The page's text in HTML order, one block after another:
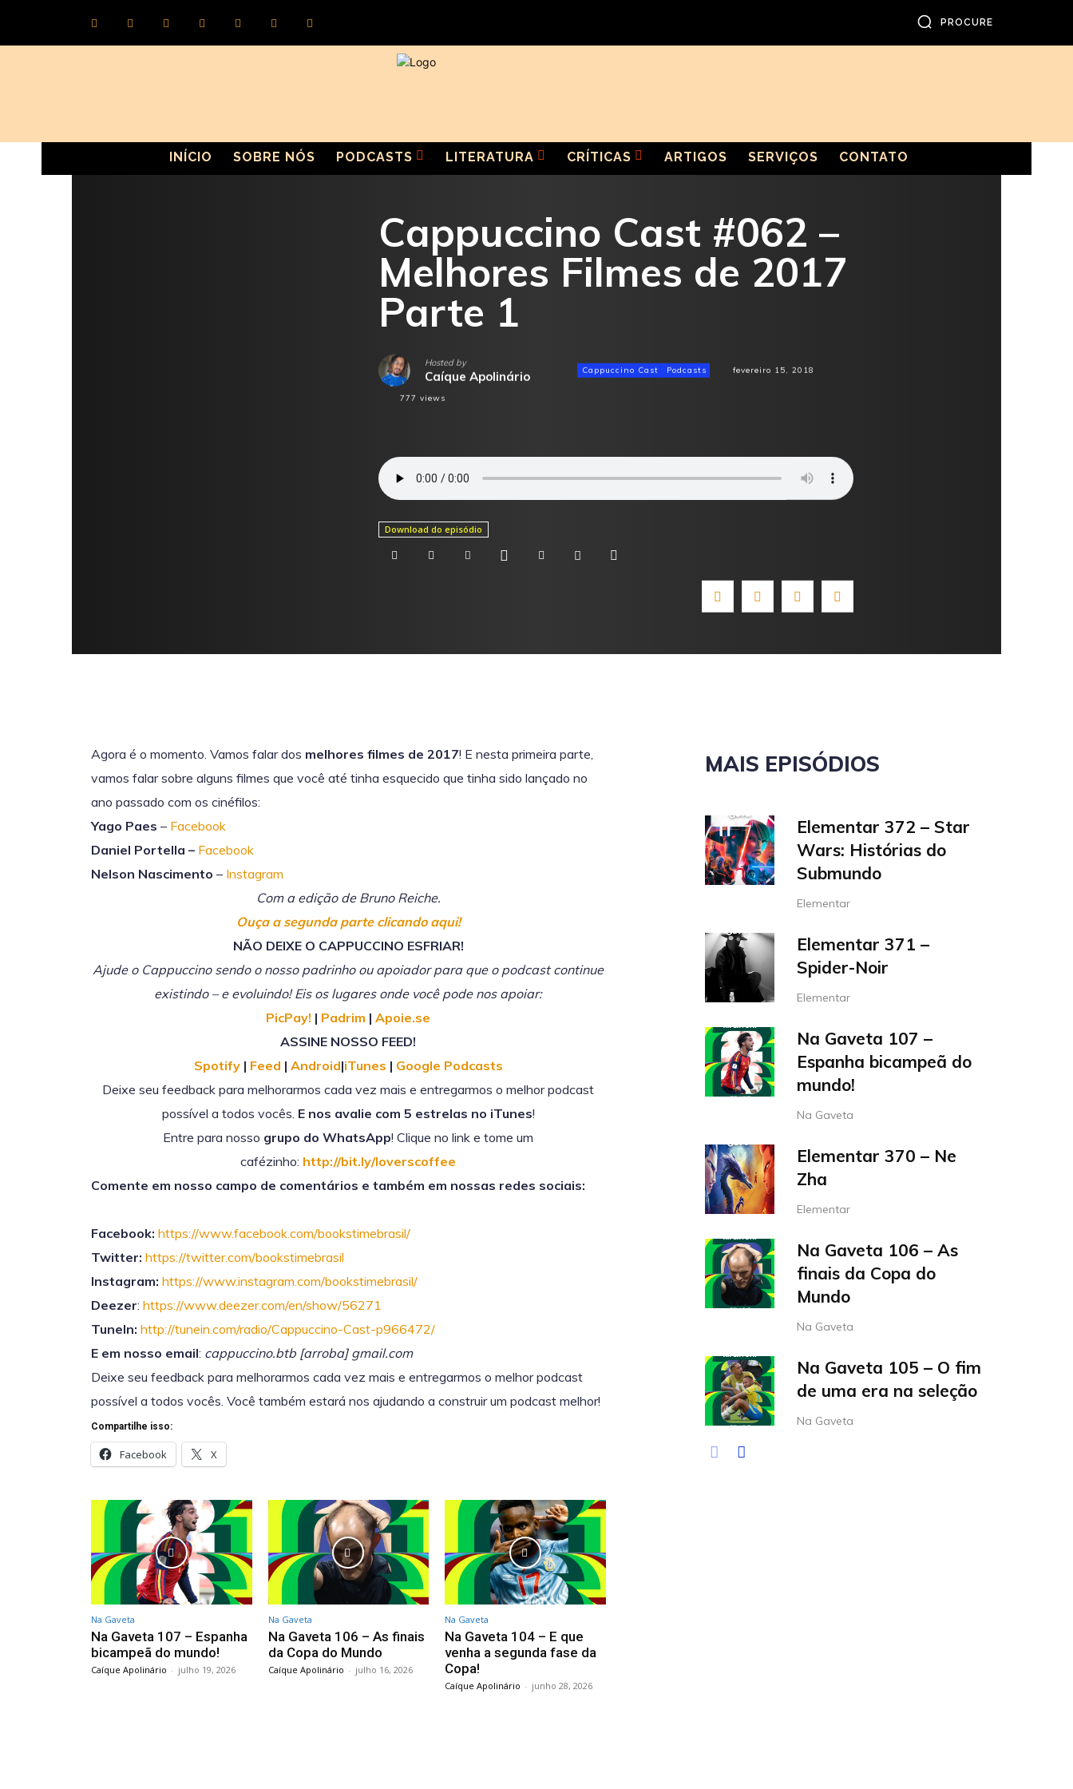
PROCURE
INÍCIO SOBRE NÓS PODCASTS LITERATURA CRÍTICAS ARTIGOS SERVIÇOS CONTATO
Cappuccino Cast #062 –
Melhores Filmes de 2017
Parte 1
Hosted by
Caíque Apolinário Cappuccino Cast Podcasts fevereiro 15, 2018
777 views
Download do episódio
Agora é o momento. Vamos falar dos melhores filmes de 2017! E nesta primeira parte,
vamos falar sobre alguns filmes que você até tinha esquecido que tinha sido lançado no
ano passado com os cinéfilos:
Yago Paes – Facebook
Daniel Portella – Facebook
Nelson Nascimento – Instagram
Com a edição de Bruno Reiche.
Ouça a segunda parte clicando aqui!
NÃO DEIXE O CAPPUCCINO ESFRIAR!
Ajude o Cappuccino sendo o nosso padrinho ou apoiador para que o podcast continue
existindo – e evoluindo! Eis os lugares onde você pode nos apoiar:
PicPay! | Padrim |Apoie.se
ASSINE NOSSO FEED!
Spotify| Feed | Android|iTunes | Google Podcasts
Deixe seu feedback para melhorarmos cada vez mais e entregarmos o melhor podcast
possível a todos vocês. E nos avalie com 5 estrelas no iTunes!
Entre para nosso grupo do WhatsApp! Clique no link e tome um
cafézinho: http://bit.ly/loverscoffee
Comente em nosso campo de comentários e também em nossas redes sociais:
Facebook: https://www.facebook.com/bookstimebrasil/
Twitter: https://twitter.com/bookstimebrasil
Instagram: https://www.instagram.com/bookstimebrasil/
Deezer: https://www.deezer.com/en/show/56271
TuneIn: http://tunein.com/radio/Cappuccino-Cast-p966472/
E em nosso email: cappuccino.btb [arroba] gmail.com
Deixe seu feedback para melhorarmos cada vez mais e entregarmos o melhor podcast
possível a todos vocês. Você também estará nos ajudando a construir um podcast melhor!
Compartilhe isso:
Facebook X
Na Gaveta
Na Gaveta 107 – Espanha
bicampeã do mundo!
Caíque Apolinário - julho 19, 2026
Na Gaveta
Na Gaveta 106 – As finais
da Copa do Mundo
Caíque Apolinário - julho 16, 2026
Na Gaveta
Na Gaveta 104 – E que
venha a segunda fase da
Copa!
Caíque Apolinário - junho 28, 2026
MAIS EPISÓDIOS
Elementar 372 – Star
Wars: Histórias do
Submundo
Elementar
Elementar 371 –
Spider-Noir
Elementar
Na Gaveta 107 –
Espanha bicampeã do
mundo!
Na Gaveta
Elementar 370 – Ne
Zha
Elementar
Na Gaveta 106 – As
finais da Copa do
Mundo
Na Gaveta
Na Gaveta 105 – O fim
de uma era na seleção
Na Gaveta